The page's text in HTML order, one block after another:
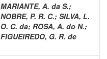
MARIANTE, A. da S.;
NOBRE, P. R. C.; SILVA, L.
O. C. da; ROSA, A. do N.;
FIGUEIREDO, G. R. de